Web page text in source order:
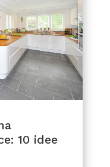
10 idee